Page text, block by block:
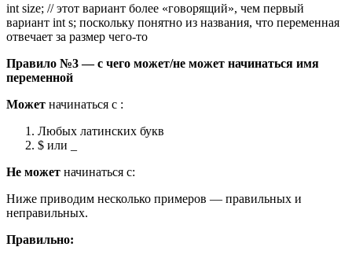
int size; // этот вариант более «говорящий», чем первый
вариант int s; поскольку понятно из названия, что переменная
отвечает за размер чего-то
Правило №3 — с чего может/не может начинаться имя
переменной
Может начинаться с :
Любых латинских букв
$ или _
Не может начинаться с:
Ниже приводим несколько примеров — правильных и
неправильных.
Правильно: